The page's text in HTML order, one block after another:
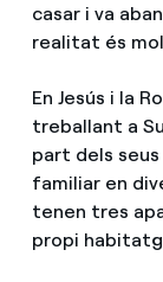
casar i va
realitat és
En Jesús i la
treballant a
part dels
familiar en
tenen tres
propi